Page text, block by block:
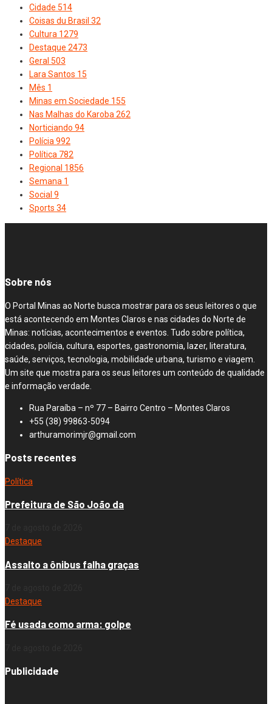
Cidade 514
Coisas du Brasil 32
Cultura 1279
Destaque 2473
Geral 503
Lara Santos 15
Mês 1
Minas em Sociedade 155
Nas Malhas do Karoba 262
Norticiando 94
Polícia 992
Política 782
Regional 1856
Semana 1
Social 9
Sports 34
Sobre nós
O Portal Minas ao Norte busca mostrar para os seus leitores o que
está acontecendo em Montes Claros e nas cidades do Norte de
Minas: notícias, acontecimentos e eventos. Tudo sobre política,
cidades, polícia, cultura, esportes, gastronomia, lazer, literatura,
saúde, serviços, tecnologia, mobilidade urbana, turismo e viagem.
Um site que mostra para os seus leitores um conteúdo de qualidade
e informação verdade.
Rua Paraíba – nº 77 – Bairro Centro – Montes Claros
+55 (38) 99863-5094
arthuramorimjr@gmail.com
Posts recentes
Política
Prefeitura de São João da
Destaque
Assalto a ônibus falha graças
Destaque
Fé usada como arma: golpe
Publicidade